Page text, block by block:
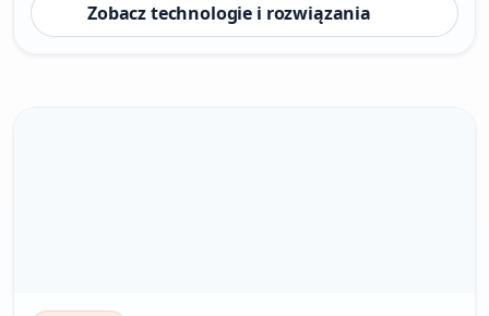
Zobacz technologie i rozwiązania